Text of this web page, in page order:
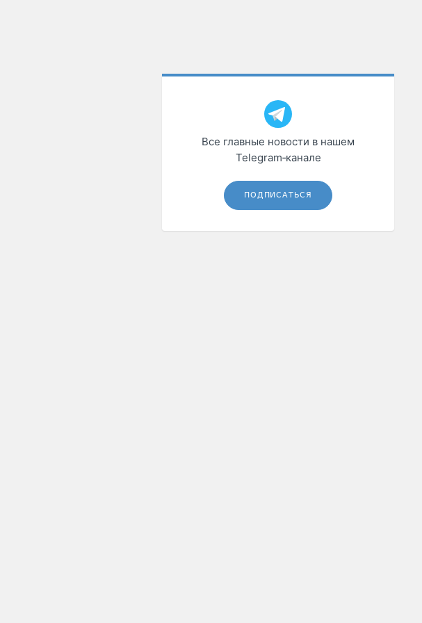
Все главные новости в нашем
Telegram‑канале
ПОДПИСАТЬСЯ